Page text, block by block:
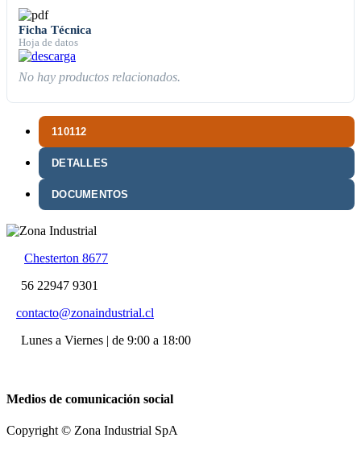
110112
DETALLES
DOCUMENTOS
Ficha Técnica
Hoja de datos
No hay productos relacionados.
Chesterton 8677
56 22947 9301
contacto@zonaindustrial.cl
Lunes a Viernes | de 9:00 a 18:00
Medios de comunicación social
Copyright © Zona Industrial SpA